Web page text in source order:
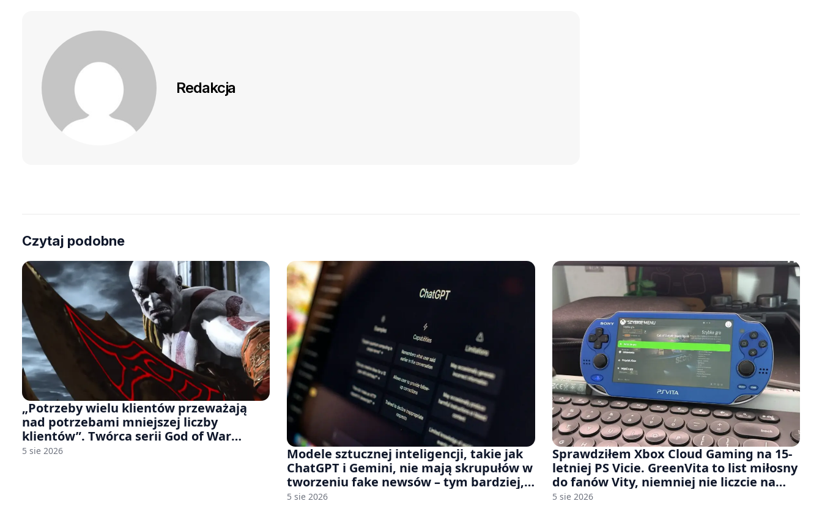
Redakcja
Czytaj podobne
„Potrzeby wielu klientów przeważają
nad potrzebami mniejszej liczby
klientów”. Twórca serii God of War
sugeruje, że rozumie, dlaczego Sony
5 sie 2026
Modele sztucznej inteligencji, takie jak
ChatGPT i Gemini, nie mają skrupułów w
tworzeniu fake newsów – tym bardziej,
jeśli rozmawiasz z nimi po polsku
5 sie 2026
Sprawdziłem Xbox Cloud Gaming na 15-
letniej PS Vicie. GreenVita to list miłosny
do fanów Vity, niemniej nie liczcie na
zbyt wiele [FELIETON]
5 sie 2026